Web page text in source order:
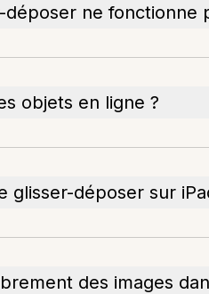
déposer ne fonctionne
objets en ligne ?
glisser-déposer sur
des images